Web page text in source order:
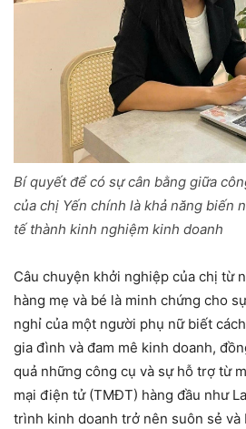
Bí quyết để có sự cân bằng giữa
của chị Yến chính là khả năng biến
tế thành kinh nghiệm kinh doanh
Câu chuyện khởi nghiệp của chị từ
hàng mẹ và bé là minh chứng cho
nghỉ của một người phụ nữ biết
gia đình và đam mê kinh doanh,
quả những công cụ và sự hỗ trợ từ
mại điện tử (TMĐT) hàng đầu như
trình kinh doanh trở nên suôn sẻ và